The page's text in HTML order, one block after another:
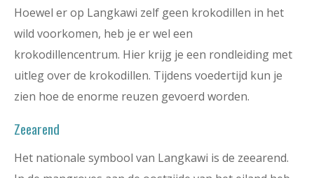
Hoewel er op Langkawi zelf geen krokodillen in het
wild voorkomen, heb je er wel een
krokodillencentrum. Hier krijg je een rondleiding met
uitleg over de krokodillen. Tijdens voedertijd kun je
zien hoe de enorme reuzen gevoerd worden.
Zeearend
Het nationale symbool van Langkawi is de zeearend.